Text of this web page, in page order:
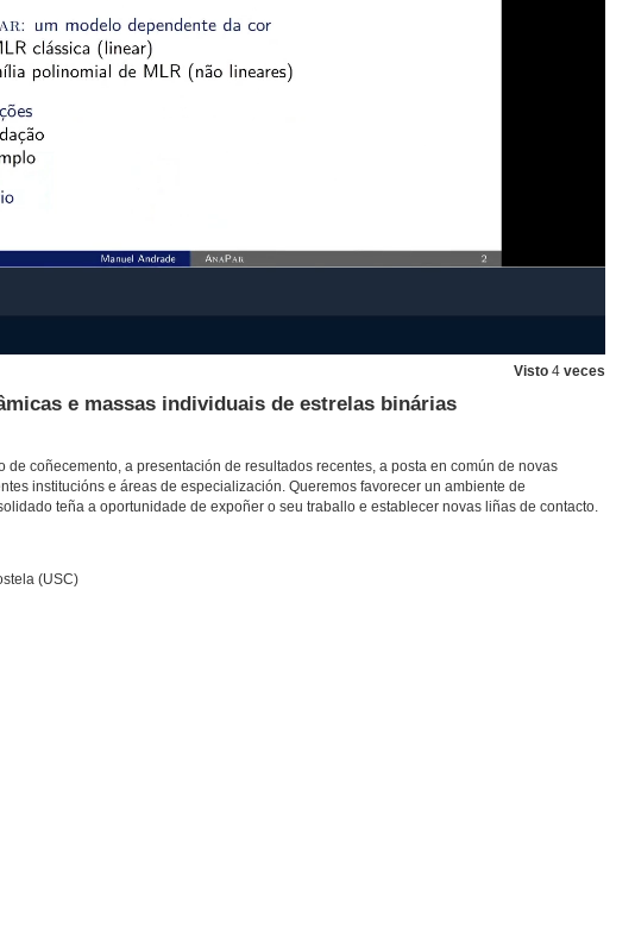
Visto 4 veces
e massas individuais de estrelas binárias
coñecemento, a presentación de resultados recentes, a posta en común de novas
institucións e áreas de especialización. Queremos favorecer un ambiente de
teña a oportunidade de expoñer o seu traballo e establecer novas liñas de contacto.
(USC)